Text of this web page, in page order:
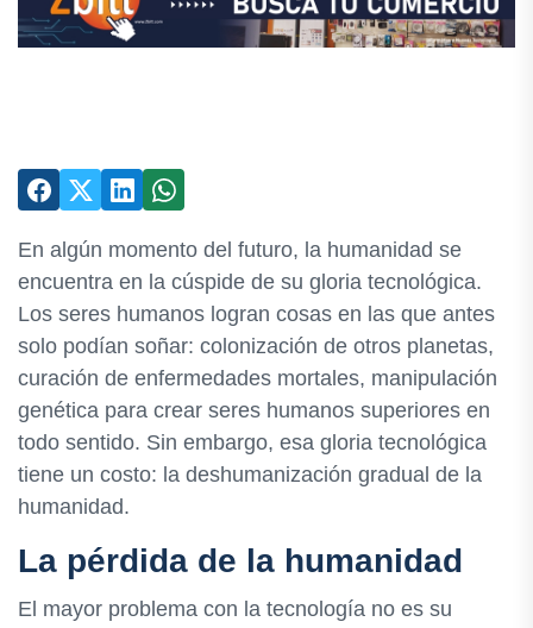
En algún momento del futuro, la humanidad se
encuentra en la cúspide de su gloria tecnológica.
Los seres humanos logran cosas en las que antes
solo podían soñar: colonización de otros planetas,
curación de enfermedades mortales, manipulación
genética para crear seres humanos superiores en
todo sentido. Sin embargo, esa gloria tecnológica
tiene un costo: la deshumanización gradual de la
humanidad.
La pérdida de la humanidad
El mayor problema con la tecnología no es su